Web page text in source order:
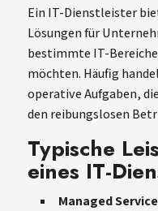
Ein IT-Dienstleister
Lösungen für
bestimmte IT-
möchten. Häufig
operative Aufgaben,
den reibungslosen
Typische
eines IT-
Managed